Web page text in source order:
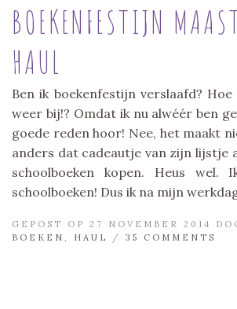
BOEKENFESTIJN
HAUL
Ben ik boekenfestijn verslaafd?
weer bij!? Omdat ik nu alwéér ben
goede reden hoor! Nee, het maakt
anders dat cadeautje van zijn lijstje
schoolboeken kopen. Heus
schoolboeken! Dus ik na mijn
GEPOST OP 27 NOVEMBER 2014
BOEKEN
HAUL / 35 COMMENTS